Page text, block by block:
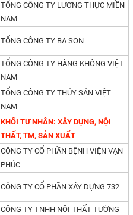
TỔNG CÔNG TY LƯƠNG THỰC MIỀN
NAM
TỔNG CÔNG TY BA SON
TỔNG CÔNG TY HÀNG KHÔNG VIỆT
NAM
TỔNG CÔNG TY THỦY SẢN VIỆT
NAM
KHỐI TƯ NHÂN: XÂY DỰNG, NỘI
THẤT, TM, SẢN XUẤT
CÔNG TY CỔ PHẦN BỆNH VIỆN VẠN
PHÚC
CÔNG TY CỔ PHẦN XÂY DỰNG 732
CÔNG TY TNHH NỘI THẤT TƯỜNG